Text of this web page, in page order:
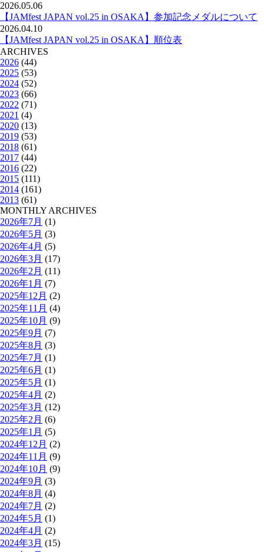
2026.05.06
【JAMfest JAPAN vol.25 in OSAKA】参加記念メダルについて
2026.04.10
【JAMfest JAPAN vol.25 in OSAKA】順位表
ARCHIVES
2026 (44)
2025 (53)
2024 (52)
2023 (66)
2022 (71)
2021 (4)
2020 (13)
2019 (53)
2018 (61)
2017 (44)
2016 (22)
2015 (111)
2014 (161)
2013 (61)
MONTHLY ARCHIVES
2026年7月 (1)
2026年5月 (3)
2026年4月 (5)
2026年3月 (17)
2026年2月 (11)
2026年1月 (7)
2025年12月 (2)
2025年11月 (4)
2025年10月 (9)
2025年9月 (7)
2025年8月 (3)
2025年7月 (1)
2025年6月 (1)
2025年5月 (1)
2025年4月 (2)
2025年3月 (12)
2025年2月 (6)
2025年1月 (5)
2024年12月 (2)
2024年11月 (9)
2024年10月 (9)
2024年9月 (3)
2024年8月 (4)
2024年7月 (2)
2024年5月 (1)
2024年4月 (2)
2024年3月 (15)